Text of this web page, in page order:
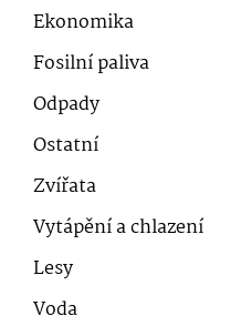
Ekonomika
Fosilní paliva
Odpady
Ostatní
Zvířata
Vytápění a chlazení
Lesy
Voda